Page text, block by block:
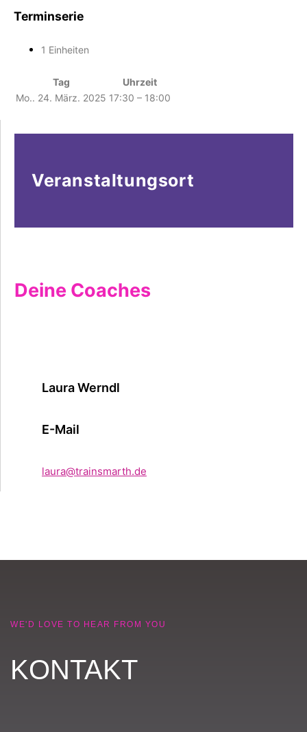
Terminserie
1 Einheiten
Tag
Uhrzeit
Mo.. 24. März. 2025 17:30 – 18:00
Veranstaltungsort
Deine Coaches
Laura Werndl
E-Mail
laura@trainsmarth.de
WE'D LOVE TO HEAR FROM YOU
KONTAKT